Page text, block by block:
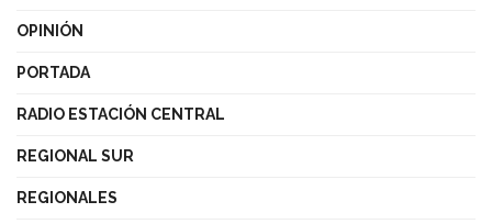
OPINIÓN
PORTADA
RADIO ESTACIÓN CENTRAL
REGIONAL SUR
REGIONALES